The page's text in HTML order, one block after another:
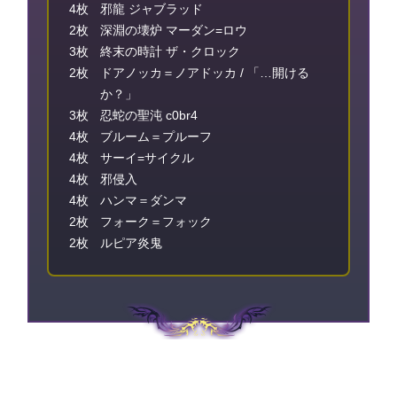
4枚
邪龍 ジャブラッド
2枚
深淵の壊炉 マーダン=ロウ
3枚
終末の時計 ザ・クロック
2枚
ドアノッカ＝ノアドッカ / 「…開ける
か？」
3枚
忍蛇の聖沌 c0br4
4枚
ブルーム＝プルーフ
4枚
サーイ=サイクル
4枚
邪侵入
4枚
ハンマ＝ダンマ
2枚
フォーク＝フォック
2枚
ルピア炎鬼